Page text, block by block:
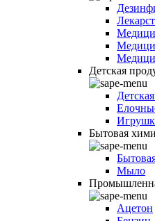
Детская
Бытовая
Мыло
Ацетон